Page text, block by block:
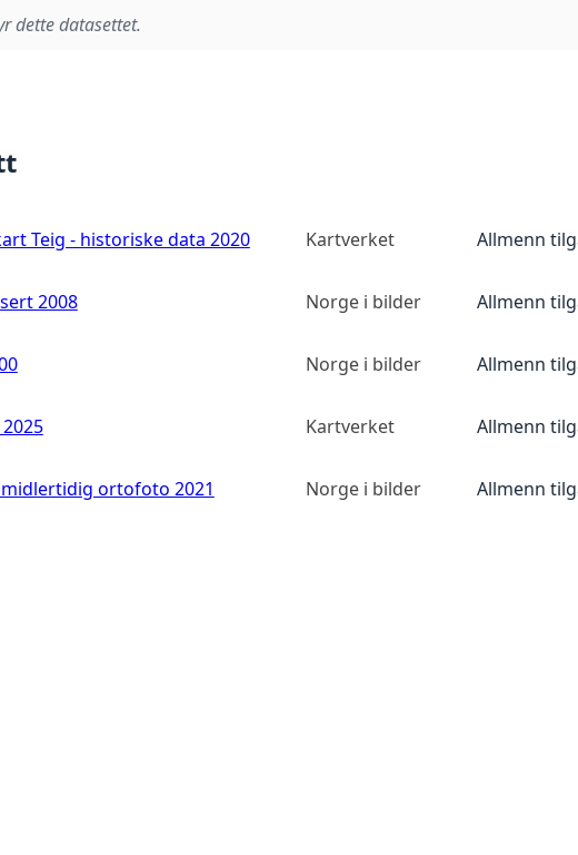
dette datasettet.
Teig - historiske data 2020 Kartverket Allmenn
2008 Norge i bilder Allmenn
Norge i bilder Allmenn
Kartverket Allmenn
ortofoto 2021 Norge i bilder Allmenn